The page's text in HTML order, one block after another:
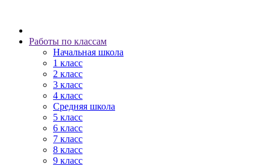
Работы по классам
Начальная школа
1 класс
2 класс
3 класс
4 класс
Средняя школа
5 класс
6 класс
7 класс
8 класс
9 класс